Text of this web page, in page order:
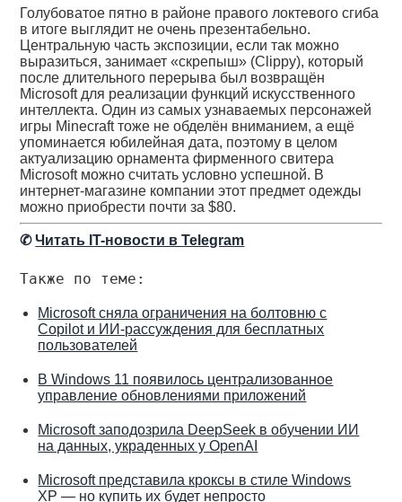
Голубоватое пятно в районе правого локтевого сгиба
в итоге выглядит не очень презентабельно.
Центральную часть экспозиции, если так можно
выразиться, занимает «скрепыш» (Clippy), который
после длительного перерыва был возвращён
Microsoft для реализации функций искусственного
интеллекта. Один из самых узнаваемых персонажей
игры Minecraft тоже не обделён вниманием, а ещё
упоминается юбилейная дата, поэтому в целом
актуализацию орнамента фирменного свитера
Microsoft можно считать условно успешной. В
интернет-магазине компании этот предмет одежды
можно приобрести почти за $80.
✆Читать IT-новости в Telegram
Также по теме:
Microsoft сняла ограничения на болтовню с
Copilot и ИИ-рассуждения для бесплатных
пользователей
В Windows 11 появилось централизованное
управление обновлениями приложений
Microsoft заподозрила DeepSeek в обучении ИИ
на данных, украденных у OpenAI
Microsoft представила кроксы в стиле Windows
XP — но купить их будет непросто